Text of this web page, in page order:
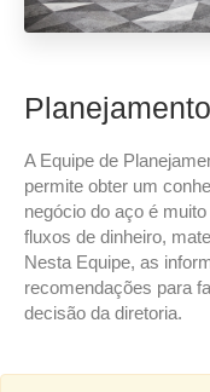
Planejamento
A Equipe de
permite obter um
negócio do aço é
fluxos de dinheiro,
Nesta Equipe, as
recomendações para
decisão da diretoria.